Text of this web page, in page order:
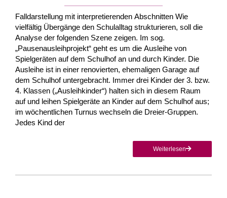
Falldarstellung mit interpretierenden Abschnitten Wie
vielfältig Übergänge den Schulalltag strukturieren, soll die
Analyse der folgenden Szene zeigen. Im sog.
„Pausenausleihprojekt“ geht es um die Ausleihe von
Spielgeräten auf dem Schulhof an und durch Kinder. Die
Ausleihe ist in einer renovierten, ehemaligen Garage auf
dem Schulhof untergebracht. Immer drei Kinder der 3. bzw.
4. Klassen („Ausleihkinder“) halten sich in diesem Raum
auf und leihen Spielgeräte an Kinder auf dem Schulhof aus;
im wöchentlichen Turnus wechseln die Dreier-Gruppen.
Jedes Kind der
Weiterlesen